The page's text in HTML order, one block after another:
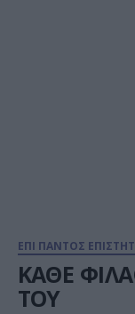
ΕΠΙ ΠΑΝΤΟΣ
ΚΑΘΕ
ΤΟΥ